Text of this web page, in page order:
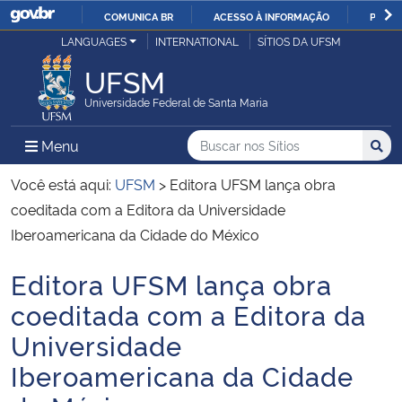
IR
COMUNICA BR ACESSO À INFORMAÇÃO
Ministério da Justiça e Segurança Pública
Ministério da Defesa
Ministério das Relações Exteriores
Ministério da Economia
Ministério da Infraestrutura
Ministério da Agricultura, Pecuária e Abastecimento
Ministério da Educação
LANGUAGES INTERNATIONAL SÍTIOS DA UFSM
UFSM
Universidade Federal de Santa Maria
Menu Menu Principal do Sítio
Busca
Buscar no nos Sítios
Busca:
Você está aqui: UFSM > Editora UFSM lança obra
coeditada com a Editora da Universidade
Iberoamericana da Cidade do México
Início do conteúdo
Editora UFSM lança obra
coeditada com a Editora da
Universidade
Iberoamericana da Cidade